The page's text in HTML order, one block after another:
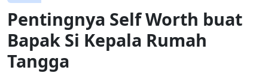
Pentingnya Self Worth buat
Bapak Si Kepala Rumah
Tangga